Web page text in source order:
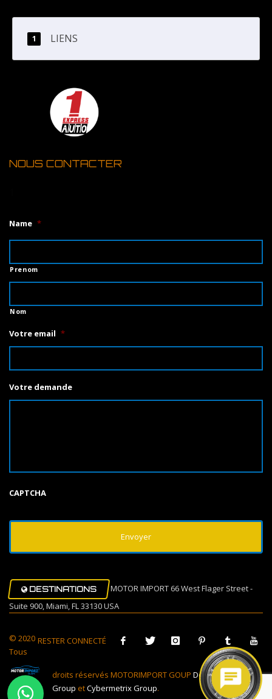
LIENS
NOUS CONTACTER
Name *
Prenom
Nom
Votre email *
Votre demande
CAPTCHA
DESTINATIONS
MOTOR IMPORT 66 West Flager Street -
Suite 900, Miami, FL 33130 USA
RESTER CONNECTÉ
© 2020
Tous
droits réservés MOTORIMPORT GOUP Design Muovi
Group etCybermetrix Group.